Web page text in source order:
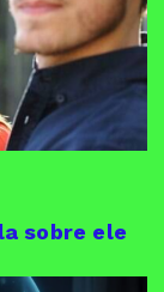
sobre ele